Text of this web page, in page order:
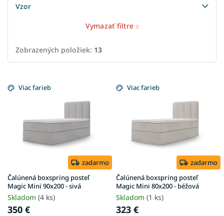
Vzor
Vymazať filtre
Zobrazených položiek: 13
ý
u
k
t
o
Viac farieb
zadarmo
Čalúnená boxspring posteľ
Magic Mini 90x200 - sivá
Skladom (4 ks)
350 €
Viac farieb
zadarmo
Čalúnená boxspring posteľ
Magic Mini 80x200 - béžová
Skladom (1 ks)
323 €